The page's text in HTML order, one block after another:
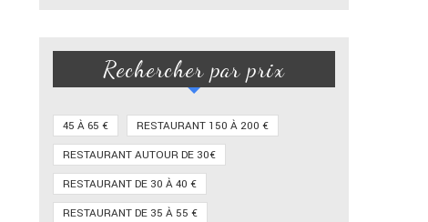
Rechercher par prix
45 À 65 €
RESTAURANT 150 À 200 €
RESTAURANT AUTOUR DE 30€
RESTAURANT DE 30 À 40 €
RESTAURANT DE 35 À 55 €